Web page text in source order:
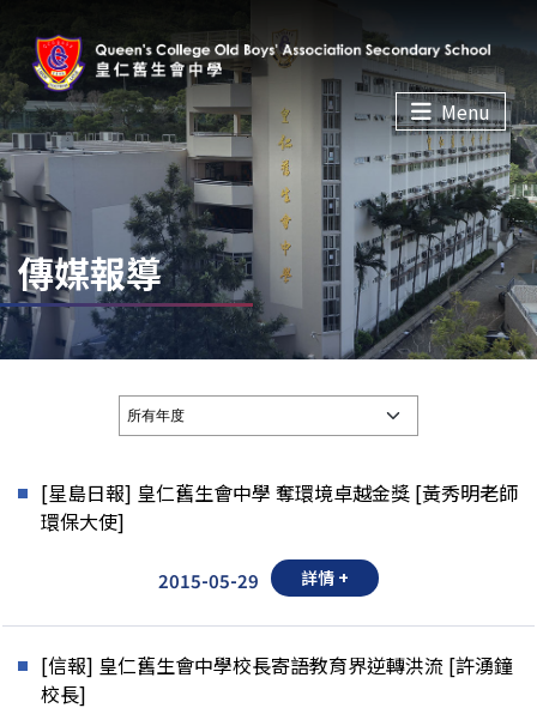
Menu
傳媒報導
[星島日報] 皇仁舊生會中學 奪環境卓越金獎 [黃秀明老師
環保大使]
2015-05-29 詳情 +
[信報] 皇仁舊生會中學校長寄語教育界逆轉洪流 [許湧鐘
校長]